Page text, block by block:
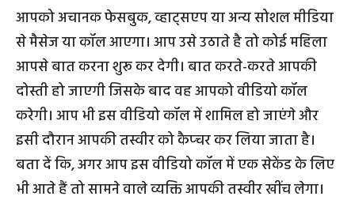
आपको अचानक फेसबुक, व्हाट्सएप या अन्य सोशल मीडिया
से मैसेज या कॉल आएगा। आप उसे उठाते है तो कोई महिला
आपसे बात करना शुरू कर देगी। बात करते-करते आपकी
दोस्ती हो जाएगी जिसके बाद वह आपको वीडियो कॉल
करेगी। आप भी इस वीडियो कॉल में शामिल हो जाएंगे और
इसी दौरान आपकी तस्वीर को कैप्चर कर लिया जाता है।
बता दें कि, अगर आप इस वीडियो कॉल में एक सेकेंड के लिए
भी आते हैं तो सामने वाले व्यक्ति आपकी तस्वीर खींच लेगा।